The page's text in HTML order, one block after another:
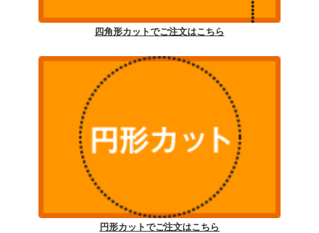
四角形カットでご注文はこちら
円形カットでご注文はこちら